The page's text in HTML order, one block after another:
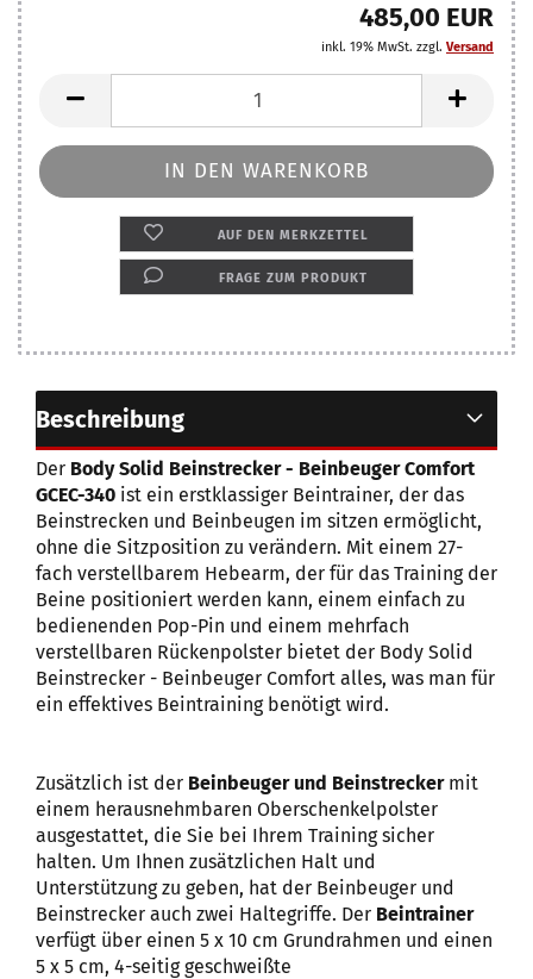
485,00 EUR
inkl. 19% MwSt. zzgl. Versand
AUF DEN MERKZETTEL
FRAGE ZUM PRODUKT
Beschreibung
Der Body Solid Beinstrecker - Beinbeuger Comfort
GCEC-340 ist ein erstklassiger Beintrainer, der das
Beinstrecken und Beinbeugen im sitzen ermöglicht,
ohne die Sitzposition zu verändern. Mit einem 27-
fach verstellbarem Hebearm, der für das Training der
Beine positioniert werden kann, einem einfach zu
bedienenden Pop-Pin und einem mehrfach
verstellbaren Rückenpolster bietet der Body Solid
Beinstrecker - Beinbeuger Comfort alles, was man für
ein effektives Beintraining benötigt wird.
Zusätzlich ist der Beinbeuger und Beinstreckermit
einem herausnehmbaren Oberschenkelpolster
ausgestattet, die Sie bei Ihrem Training sicher
halten. Um Ihnen zusätzlichen Halt und
Unterstützung zu geben, hat der Beinbeuger und
Beinstrecker auch zwei Haltegriffe. Der Beintrainer
verfügt über einen 5 x 10 cm Grundrahmen und einen
5 x 5 cm, 4-seitig geschweißte